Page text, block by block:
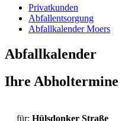
Privatkunden
Abfallentsorgung
Abfallkalender Moers
Abfallkalender
Ihre Abholtermine
für: Hülsdonker Straße